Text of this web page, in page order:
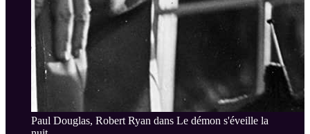
Paul Douglas, Robert Ryan dans Le démon s'éveille la